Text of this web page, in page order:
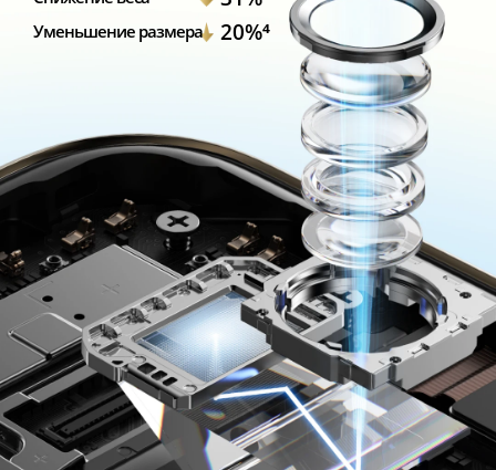
20%⁴
Уменьшение размера